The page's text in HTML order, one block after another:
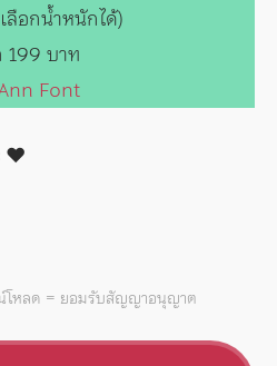
ลือกน้ำหนักได้)
บาท
Font
♥️
โหลด = ยอมรับสัญญาอนุญาต